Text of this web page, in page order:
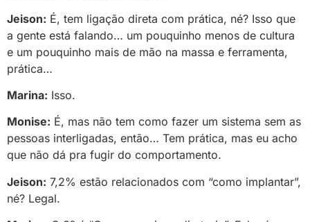
Jeison: É, tem ligação direta com prática, né? Isso que
a gente está falando… um pouquinho menos de cultura
e um pouquinho mais de mão na massa e ferramenta,
prática…
Marina: Isso.
Monise: É, mas não tem como fazer um sistema sem as
pessoas interligadas, então… Tem prática, mas eu acho
que não dá pra fugir do comportamento.
Jeison: 7,2% estão relacionados com “como implantar”,
né? Legal.